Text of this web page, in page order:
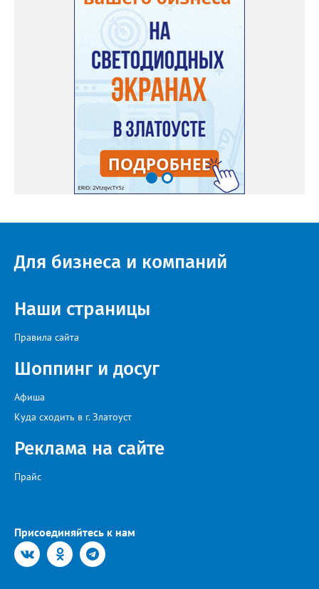
Для бизнеса и компаний
Наши страницы
Правила сайта
Шоппинг и досуг
Афиша
Куда сходить в г. Златоуст
Реклама на сайте
Прайс
Присоединяйтесь к нам